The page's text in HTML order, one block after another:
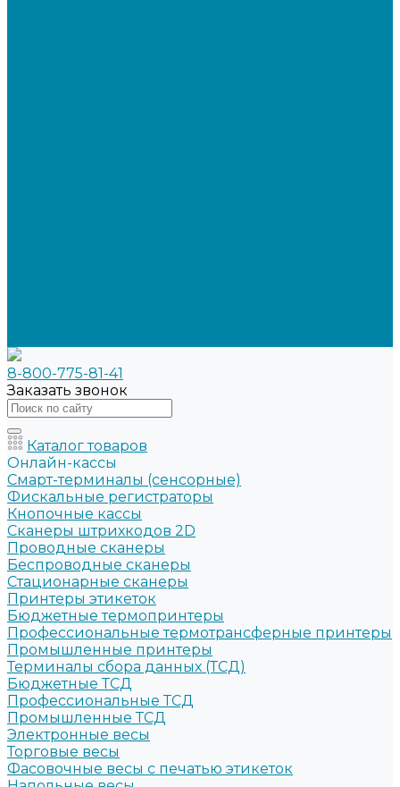
8-800-775-81-41
Заказать звонок
Каталог товаров
Онлайн-кассы
Смарт-терминалы (сенсорные)
Фискальные регистраторы
Кнопочные кассы
Сканеры штрихкодов 2D
Проводные сканеры
Беспроводные сканеры
Стационарные сканеры
Принтеры этикеток
Бюджетные термопринтеры
Профессиональные термотрансферные принтеры
Промышленные принтеры
Терминалы сбора данных (ТСД)
Бюджетные ТСД
Профессиональные ТСД
Промышленные ТСД
Электронные весы
Торговые весы
Фасовочные весы с печатью этикеток